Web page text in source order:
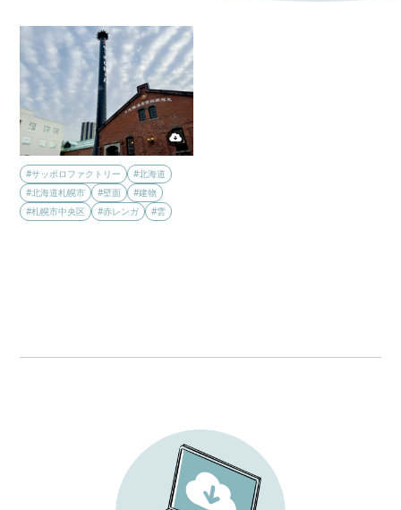
#サッポロファクトリー
#北海道
#北海道札幌市
#壁面
#建物
#札幌市中央区
#赤レンガ #雲